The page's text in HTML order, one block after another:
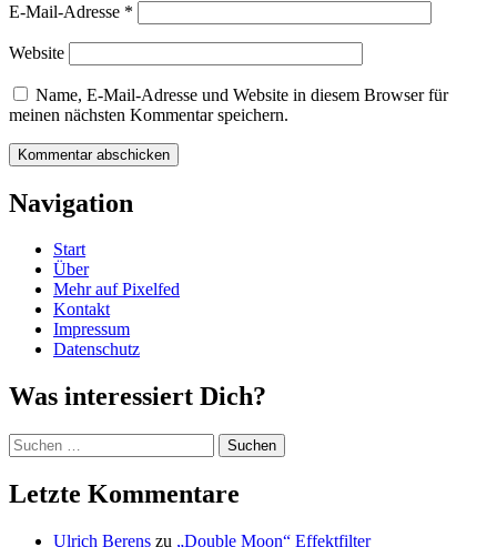
E-Mail-Adresse *
Website
Name, E-Mail-Adresse und Website in diesem Browser für
meinen nächsten Kommentar speichern.
Navigation
Start
Über
Mehr auf Pixelfed
Kontakt
Impressum
Datenschutz
Was interessiert Dich?
Suchen
nach:
Letzte Kommentare
Ulrich Berens zu „Double Moon“ Effektfilter